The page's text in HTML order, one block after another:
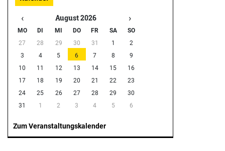
Beitragsnavigation
‹ August 2026 ›
MO DI MI DO FR SA
SO
27
28 29 30 31 1
2
3
4 5 6 7 8
9
10
11 12 13 14 15
16
17
18 19 20 21 22
23
24
25 26 27 28 29
30
31
1 2 3 4 5 6
Zum Veranstaltungskalender